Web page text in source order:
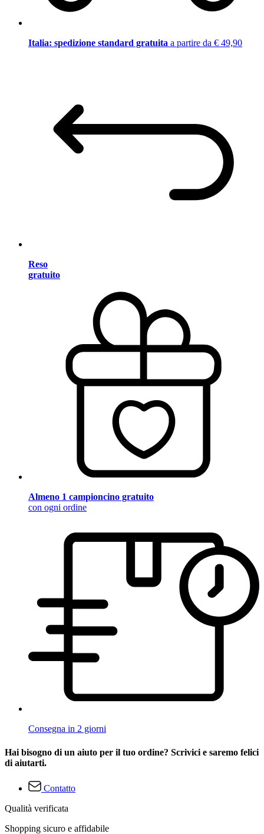
Italia: spedizione standard gratuita a partire da € 49,90
Reso
gratuito
Almeno 1 campioncino gratuito
con ogni ordine
Consegna in 2 giorni
Hai bisogno di un aiuto per il tuo ordine? Scrivici e saremo felici
di aiutarti.
Contatto
Qualità verificata
Shopping sicuro e affidabile